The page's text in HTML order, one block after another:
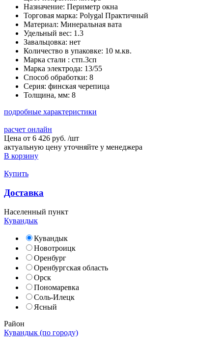
Назначение: Периметр окна
Торговая марка: Polygal Практичный
Материал: Минеральная вата
Удельный вес: 1.3
Завальцовка: нет
Количество в упаковке: 10 м.кв.
Марка стали : стп.3сп
Марка электрода: 13/55
Способ обработки: 8
Серия: финская черепица
Толщина, мм: 8
подробные характеристики
расчет онлайн
Цена от 6 426 руб. /шт
актуальную цену уточняйте у менеджера
В корзину
Купить
Доставка
Населенный пункт
Кувандык
Кувандык
Новотроицк
Оренбург
Оренбургская область
Орск
Пономаревка
Соль-Илецк
Ясный
Район
Кувандык (по городу)